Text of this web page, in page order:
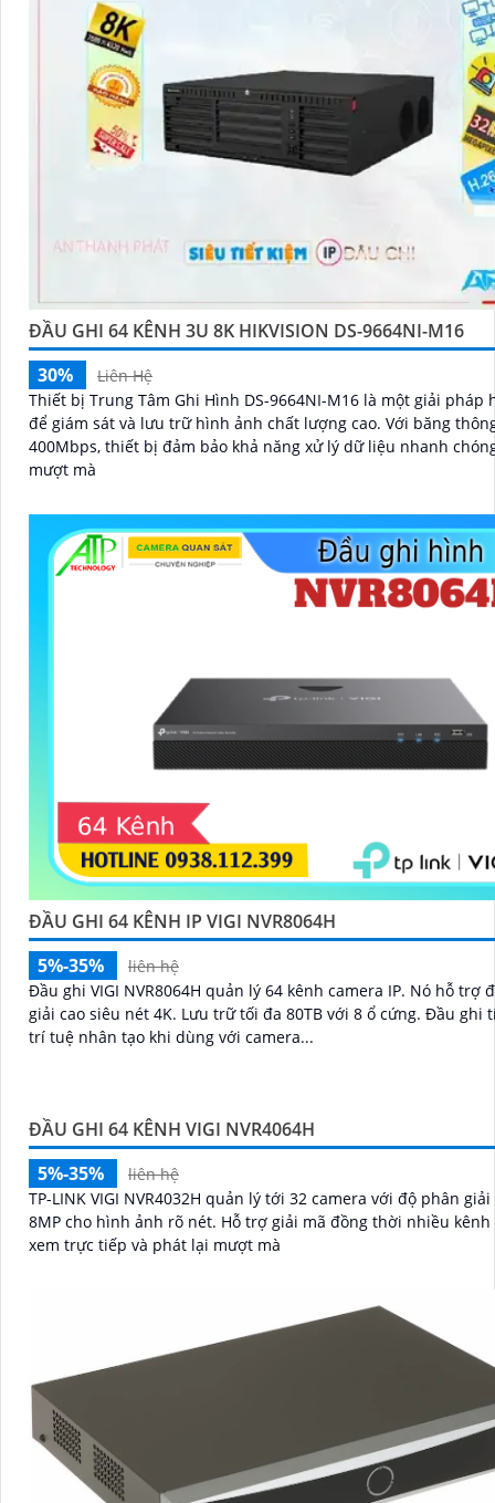
ĐẦU GHI 64 KÊNH 3U 8K HIKVISION DS-9664NI-M16
30%
Liên Hệ
Thiết bị Trung Tâm Ghi Hình DS-9664NI-M16 là một giải pháp
để giám sát và lưu trữ hình ảnh chất lượng cao. Với băng thông lên đến
400Mbps, thiết bị đảm bảo khả năng xử lý dữ liệu nhanh
mượt mà
ĐẦU GHI 64 KÊNH IP VIGI NVR8064H
5%-35%
liên hệ
Đầu ghi VIGI NVR8064H quản lý 64 kênh camera IP. Nó hỗ trợ độ phân
giải cao siêu nét 4K. Lưu trữ tối đa 80TB với 8 ổ cứng. Đầu ghi tích hợp
trí tuệ nhân tạo khi dùng với camera...
ĐẦU GHI 64 KÊNH VIGI NVR4064H